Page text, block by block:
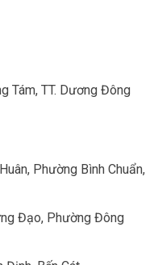
Tám, TT. Dương Đông
Phường Bình Chuẩn,
Đạo, Phường Đông